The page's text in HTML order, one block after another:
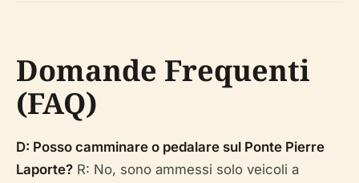
Domande Frequenti
(FAQ)
D: Posso camminare o pedalare sul Ponte Pierre
Laporte? R: No, sono ammessi solo veicoli a